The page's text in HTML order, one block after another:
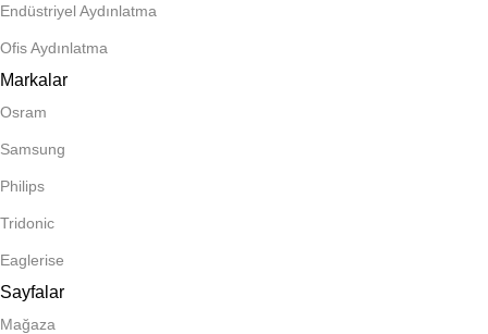
Endüstriyel Aydınlatma
Ofis Aydınlatma
Markalar
Osram
Samsung
Philips
Tridonic
Eaglerise
Sayfalar
Mağaza